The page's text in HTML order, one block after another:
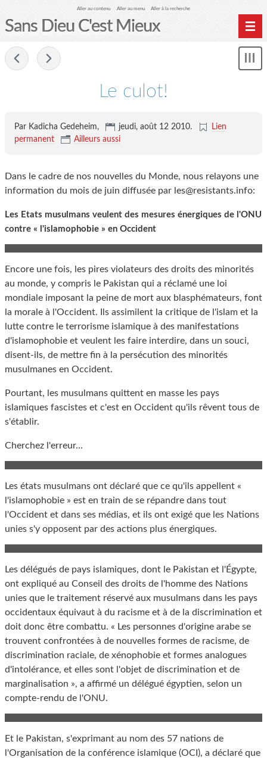
Aller au contenu Aller au menu Aller à la recherche
Sans Dieu C'est Mieux
Le culot!
Par Kadicha Gedeheim, jeudi, août 12 2010.
Lien
permanent
Ailleurs aussi
Dans le cadre de nos nouvelles du Monde, nous relayons une
information du mois de juin diffusée par les@resistants.info:
Les Etats musulmans veulent des mesures énergiques de l'ONU
contre « l'islamophobie » en Occident
Encore une fois, les pires violateurs des droits des minorités
au monde, y compris le Pakistan qui a réclamé une loi
mondiale imposant la peine de mort aux blasphémateurs, font
la morale à l'Occident. Ils assimilent la critique de l'islam et la
lutte contre le terrorisme islamique à des manifestations
d'islamophobie et veulent les faire interdire, dans un souci,
disent-ils, de mettre fin à la persécution des minorités
musulmanes en Occident.
Pourtant, les musulmans quittent en masse les pays
islamiques fascistes et c'est en Occident qu'ils rêvent tous de
s'établir.
Cherchez l'erreur...
Les états musulmans ont déclaré que ce qu'ils appellent «
l'islamophobie » est en train de se répandre dans tout
l'Occident et dans ses médias, et ils ont exigé que les Nations
unies s'y opposent par des actions plus énergiques.
Les délégués de pays islamiques, dont le Pakistan et l'Égypte,
ont expliqué au Conseil des droits de l'homme des Nations
unies que le traitement réservé aux musulmans dans les pays
occidentaux équivaut à du racisme et à de la discrimination et
doit donc être combattu. « Les personnes d'origine arabe se
trouvent confrontées à de nouvelles formes de racisme, de
discrimination raciale, de xénophobie et formes analogues
d'intolérance, et elles sont l'objet de discrimination et de
marginalisation », a affirmé un délégué égyptien, selon un
compte-rendu de l'ONU.
Et le Pakistan, s'exprimant au nom des 57 nations de
l'Organisation de la conférence islamique (OCI), a déclaré que